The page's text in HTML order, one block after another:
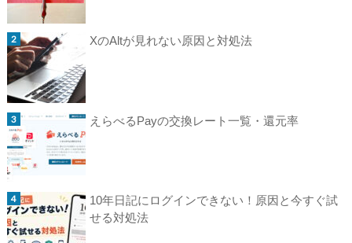
XのAltが見れない原因と対処法
えらべるPayの交換レート一覧・還元率
10年日記にログインできない！原因と今すぐ試
せる対処法